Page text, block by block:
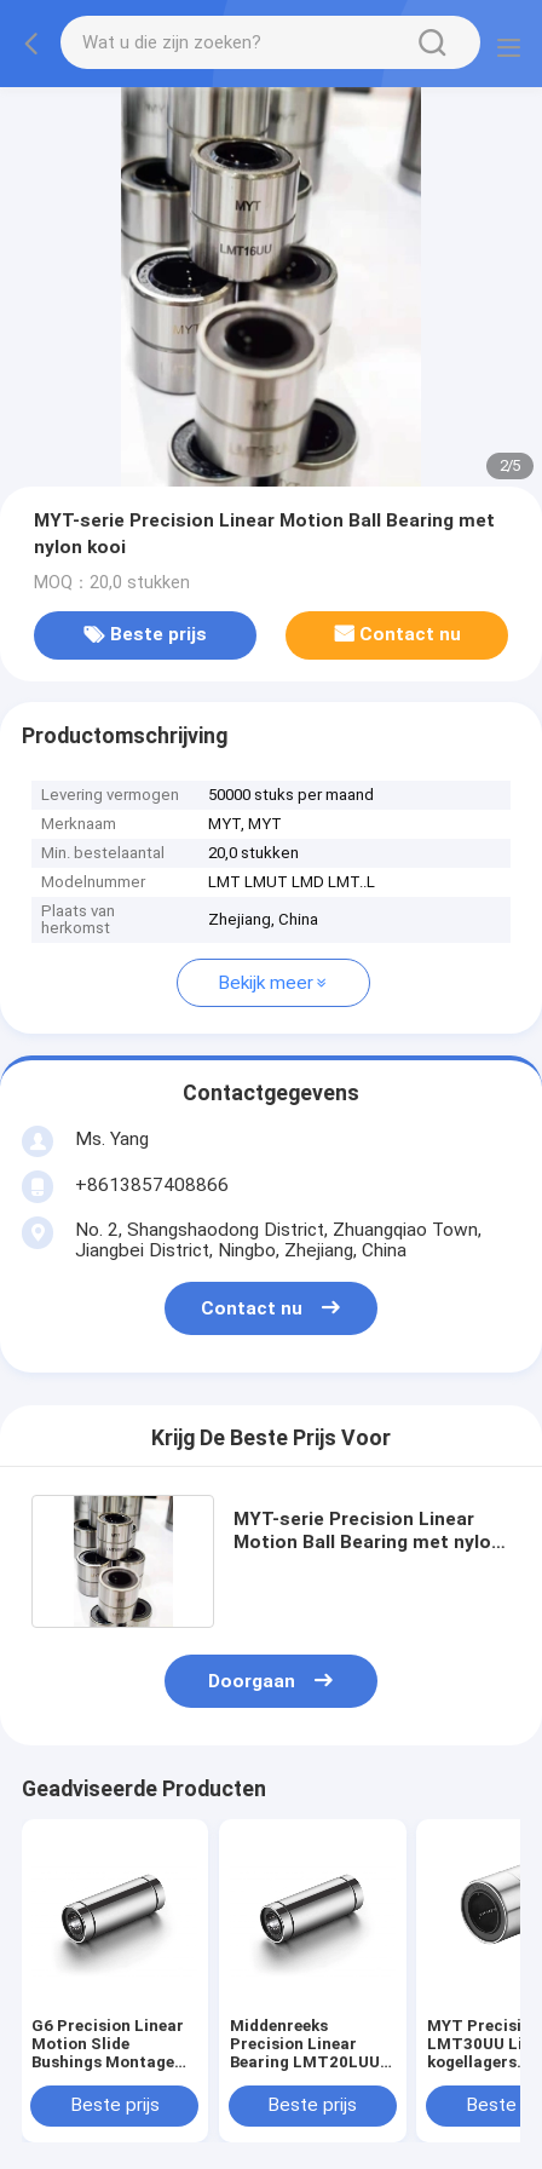
2/5
MYT-serie Precision Linear Motion Ball Bearing met
nylon kooi
MOQ：20,0 stukken
Beste prijs Contact nu
Productomschrijving
Levering vermogen
50000 stuks per maand
Merknaam
MYT, MYT
Min. bestelaantal
20,0 stukken
Modelnummer
LMT LMUT LMD LMT..L
Plaats van
herkomst
Zhejiang, China
Bekijk meer
Contactgegevens
Ms. Yang
+8613857408866
No. 2, Shangshaodong District, Zhuangqiao Town,
Jiangbei District, Ningbo, Zhejiang, China
Contact nu
Krijg De Beste Prijs Voor
MYT-serie Precision Linear
Motion Ball Bearing met nylon
Doorgaan
Geadviseerde Producten
G6 Precision Linear
Motion Slide
Bushings Montage
Beste prijs
Middenreeks
Precision Linear
Bearing LMT20LUU
gecertificeerd
Beste prijs
MYT Precision
LMT30UU
kogellagers
Beste